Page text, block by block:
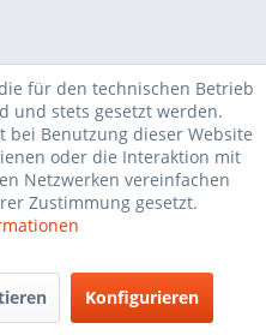
für den technischen Betrieb
und stets gesetzt werden.
bei Benutzung dieser Website
oder die Interaktion mit
Netzwerken vereinfachen
Zustimmung gesetzt.
Konfigurieren